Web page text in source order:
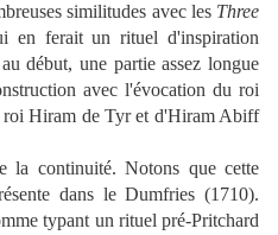
similitudes avec les Three
ferait un rituel d'inspiration
début, une partie assez longue
avec l'évocation du roi
Hiram de Tyr et d'Hiram Abiff
la continuité. Notons que cette
dans le Dumfries (1710).
typant un rituel pré-Pritchard